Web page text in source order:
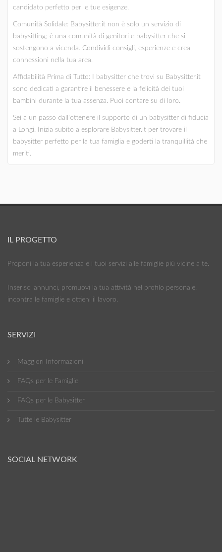
candidato perfetto per le tue esigenze.
Comunità Solidale: Babysitter.it non è solo un servizio di
babysitting; è una comunità di genitori e babysitter che si
sostengono a vicenda. Condividi consigli, esperienze e crea
connessioni nella tua area.
Affidabilità Prima di Tutto: I babysitter che trovi su Babysitter.it
sono dedicati a garantire il benessere e la felicità dei tuoi
bambini durante la tua assenza. Puoi contare su di loro.
Sei a un passo dall'ottenere il supporto di un babysitter di fiducia
a Longi. Inizia subito a esplorare Babysitter.it per trovare il
babysitter perfetto per la tua famiglia e goderti la tranquillità che
meriti.
IL PROGETTO
Proponi la tua esperienza e i tuoi servizi alle famiglie più vicine a te.
Inserisci annunci, promuovi la tua attività nel profilo personale,
incontra le famiglie e ottieni il lavoro.
SERVIZI
Maggiori Informazioni
FAQs per le Famiglie
FAQs per le Babysitter
Tutte le Babysitter
SOCIAL NETWORK